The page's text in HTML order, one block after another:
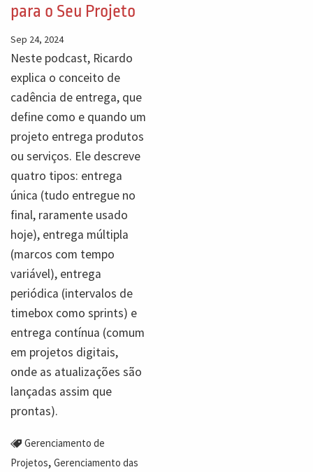
para o Seu Projeto
Sep 24, 2024
Neste podcast, Ricardo
explica o conceito de
cadência de entrega, que
define como e quando um
projeto entrega produtos
ou serviços. Ele descreve
quatro tipos: entrega
única (tudo entregue no
final, raramente usado
hoje), entrega múltipla
(marcos com tempo
variável), entrega
periódica (intervalos de
timebox como sprints) e
entrega contínua (comum
em projetos digitais,
onde as atualizações são
lançadas assim que
prontas).
Gerenciamento de
Projetos, Gerenciamento das